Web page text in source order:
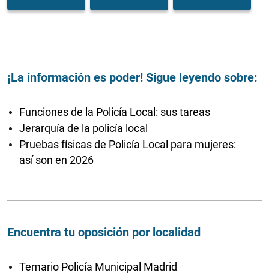
¡La información es poder! Sigue leyendo sobre:
Funciones de la Policía Local: sus tareas
Jerarquía de la policía local
Pruebas físicas de Policía Local para mujeres:
así son en 2026
Encuentra tu oposición por localidad
Temario Policía Municipal Madrid